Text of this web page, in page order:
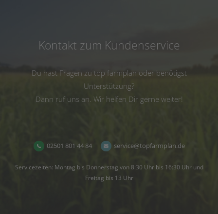
Kontakt zum Kundenservice
Du hast Fragen zu top farmplan oder benötigst
Unterstützung?
Dann ruf uns an. Wir helfen Dir gerne weiter!
02501 801 44 84 service@topfarmplan.de
Servicezeiten: Montag bis Donnerstag von 8:30 Uhr bis 16:30 Uhr und
Freitag bis 13 Uhr